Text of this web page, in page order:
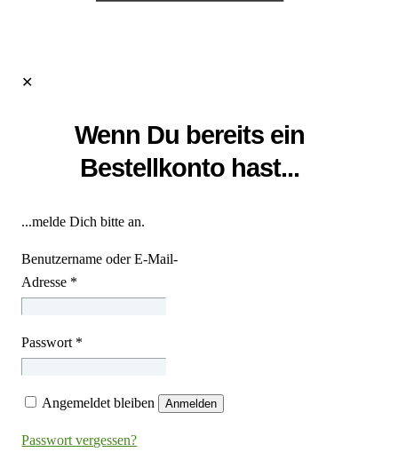
✕
Wenn Du bereits ein
Bestellkonto hast...
...melde Dich bitte an.
Benutzername oder E-Mail-
Adresse *
Passwort *
Angemeldet bleiben Anmelden
Passwort vergessen?